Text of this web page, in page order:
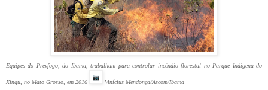
Equipes do Prevfogo, do Ibama, trabalham para controlar incêndio florestal no Parque Indígena do
Xingu, no Mato Grosso, em 2016 Vinícius Mendonça/Ascom/Ibama